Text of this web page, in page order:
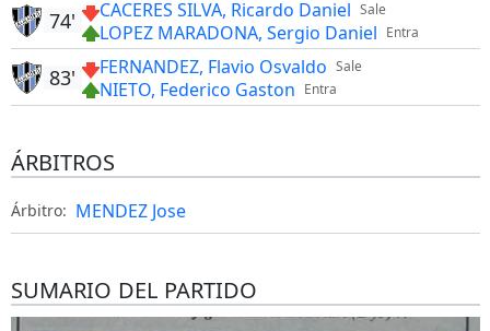
Sale
CACERES SILVA, Ricardo Daniel
Entra
LOPEZ MARADONA, Sergio Daniel
74'
Sale
FERNANDEZ, Flavio Osvaldo
Entra
NIETO, Federico Gaston
83'
ÁRBITROS
Árbitro: MENDEZ Jose
SUMARIO DEL PARTIDO